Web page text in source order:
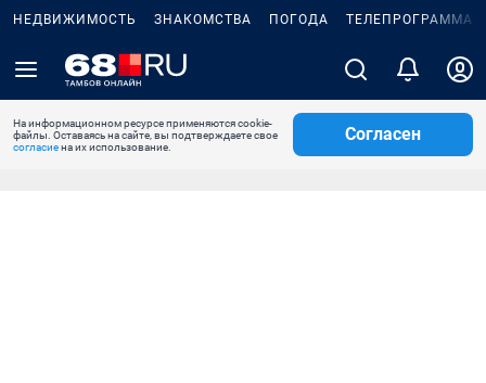
НЕДВИЖИМОСТЬ ЗНАКОМСТВА ПОГОДА ТЕЛЕПРОГРАММА
На информационном ресурсе применяются cookie-
файлы. Оставаясь на сайте, вы подтверждаете свое
согласиена их использование.
Согласен